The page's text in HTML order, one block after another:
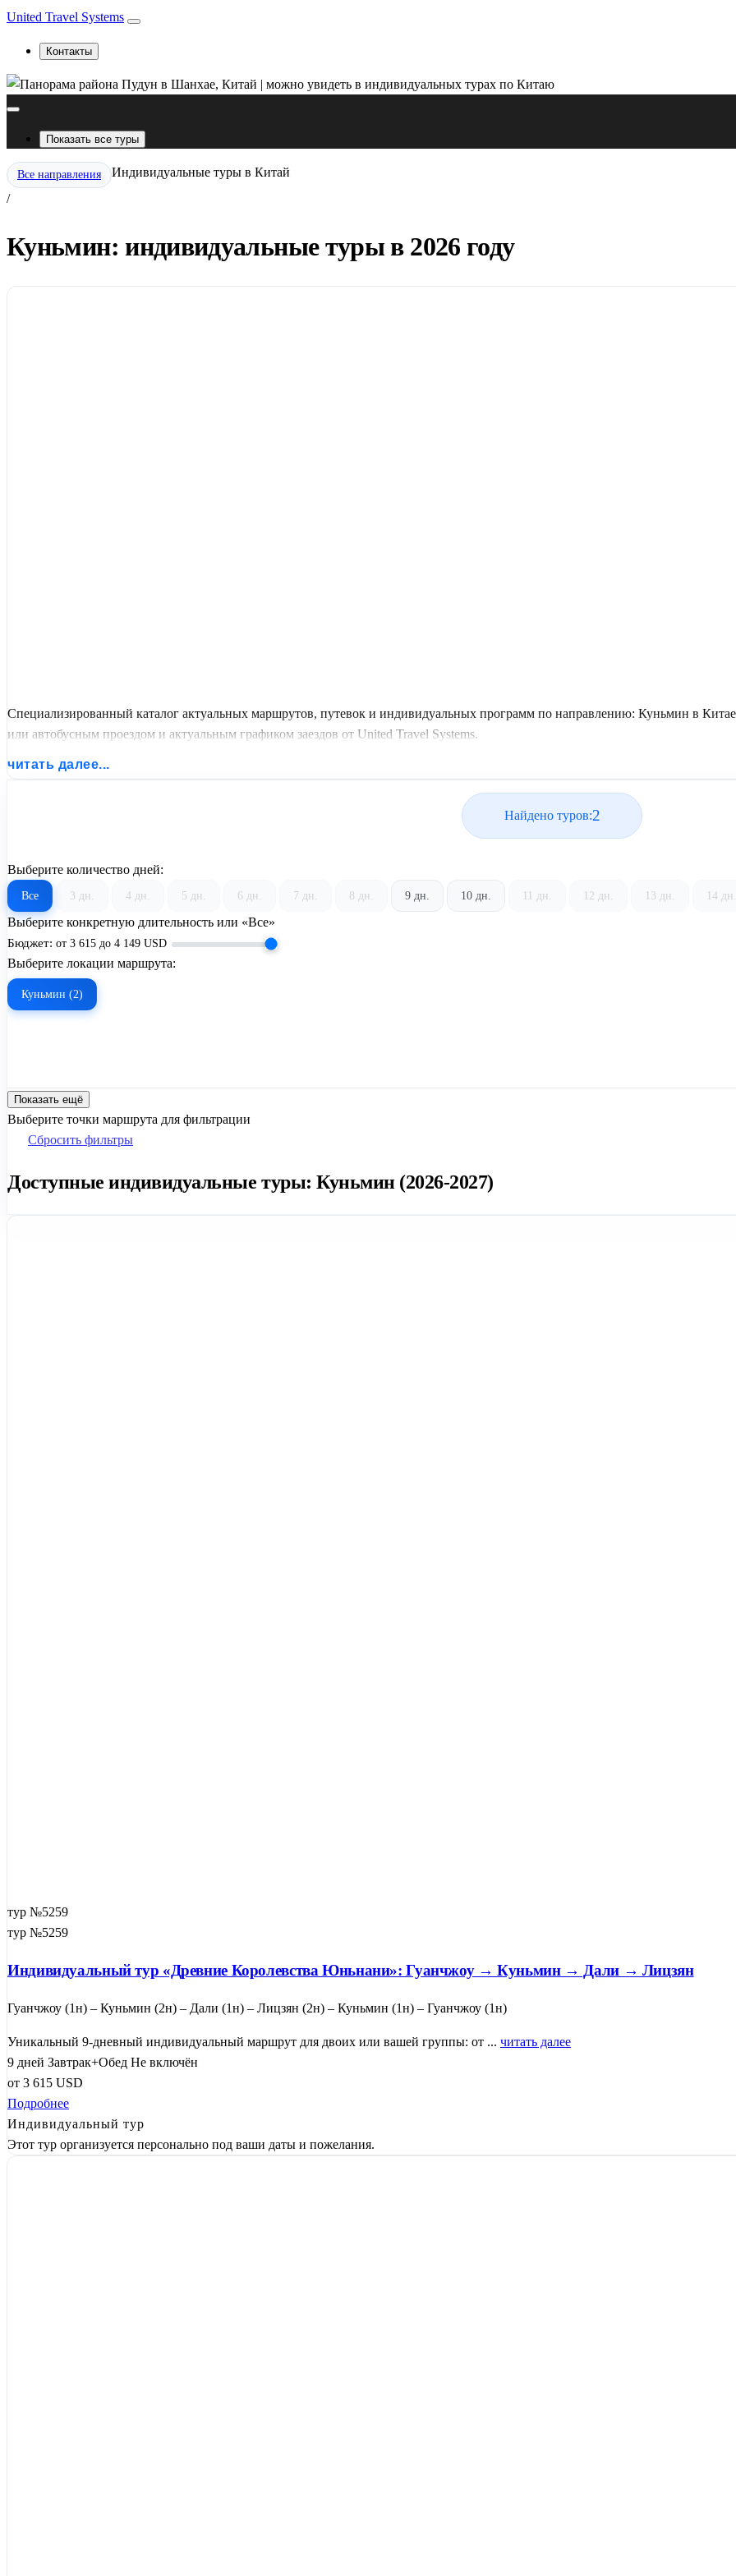
United Travel Systems
Контакты
Показать все туры
Все направления
/
Индивидуальные туры в Китай
Куньмин: индивидуальные туры в 2026 году
Специализированный каталог актуальных маршрутов, путевок и индивидуальных программ по направлению: Куньмин в
или автобусным проездом и актуальным графиком заездов от United Travel Systems.
читать далее...
Найдено туров:2
Выберите количество дней:
Все 3 дн. 4 дн. 5 дн. 6 дн. 7 дн. 8 дн. 9 дн. 10 дн. 11 дн. 12 дн. 13 дн. 14 дн.
Выберите конкретную длительность или «Все»
Бюджет: от 3 615 до 4 149 USD
Выберите локации маршрута:
Куньмин (2)
Показать ещё
Выберите точки маршрута для фильтрации
Сбросить фильтры
Доступные индивидуальные туры: Куньмин (2026-2027)
тур №5259
тур №5259
Индивидуальный тур «Древние Королевства Юньнани»: Гуанчжоу → Куньмин → Дали → Лицзян
Гуанчжоу (1н) – Куньмин (2н) – Дали (1н) – Лицзян (2н) – Куньмин (1н) – Гуанчжоу (1н)
Уникальный 9-дневный индивидуальный маршрут для двоих или вашей группы: от ... читать далее
9 дней Завтрак+Обед Не включён
от 3 615 USD
Подробнее
Индивидуальный тур
Этот тур организуется персонально под ваши даты и пожелания.